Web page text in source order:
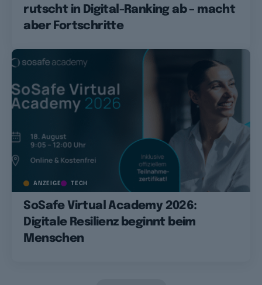
rutscht in Digital-Ranking ab – macht
aber Fortschritte
ANZEIGE TECH
SoSafe Virtual Academy 2026:
Digitale Resilienz beginnt beim
Menschen